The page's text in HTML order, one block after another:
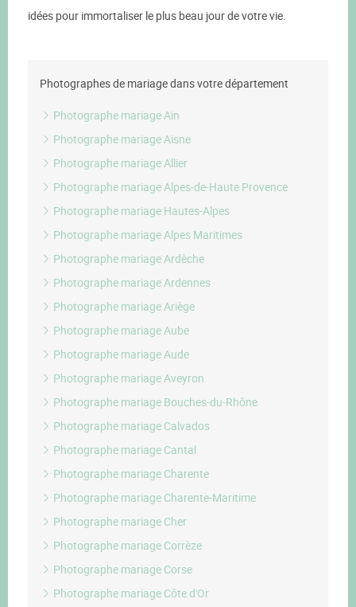
idées pour immortaliser le plus beau jour de votre vie.
Photographes de mariage dans votre département
Photographe mariage Ain
Photographe mariage Aisne
Photographe mariage Allier
Photographe mariage Alpes-de-Haute Provence
Photographe mariage Hautes-Alpes
Photographe mariage Alpes Maritimes
Photographe mariage Ardèche
Photographe mariage Ardennes
Photographe mariage Ariège
Photographe mariage Aube
Photographe mariage Aude
Photographe mariage Aveyron
Photographe mariage Bouches-du-Rhône
Photographe mariage Calvados
Photographe mariage Cantal
Photographe mariage Charente
Photographe mariage Charente-Maritime
Photographe mariage Cher
Photographe mariage Corrèze
Photographe mariage Corse
Photographe mariage Côte d'Or